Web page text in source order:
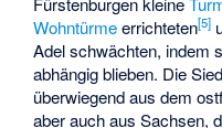
Wohntürmeerrichteten[5]
Adel schwächten, indem
abhängig blieben. Die
überwiegend aus dem
aber auch aus Sachsen,